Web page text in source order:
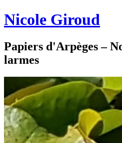
Nicole Giroud
Papiers d'Arpèges –
larmes